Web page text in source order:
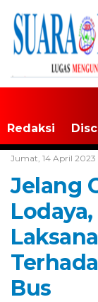
Redaksi
Jumat, 14 April 2023
Jelang
Bus